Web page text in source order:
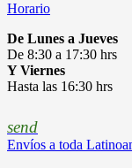
Horario
De Lunes a Jueves
De 8:30 a 17:30 hrs
Y Viernes
Hasta las 16:30 hrs
send
Envíos a toda